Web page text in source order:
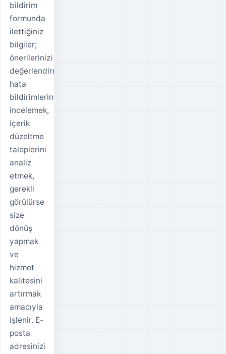
bildirim
formunda
ilettiğiniz
bilgiler;
önerilerinizi
değerlendirmek,
hata
bildirimlerini
incelemek,
içerik
düzeltme
taleplerini
analiz
etmek,
gerekli
görülürse
size
dönüş
yapmak
ve
hizmet
kalitesini
artırmak
amacıyla
işlenir. E-
posta
adresinizi